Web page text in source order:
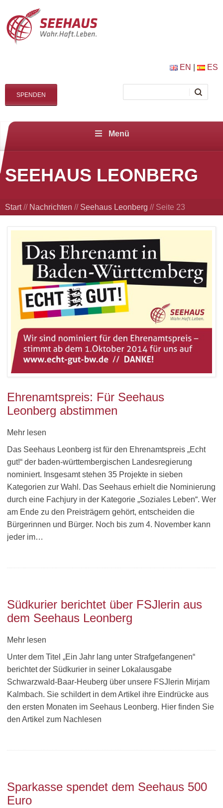
EN ES
SPENDEN
Menü
SEEHAUS LEONBERG
Start// Nachrichten // Seehaus Leonberg // Seite 23
Ehrenamtspreis: Für Seehaus
Leonberg abstimmen
Mehr lesen
Das Seehaus Leonberg ist für den Ehrenamtspreis „Echt
gut!“ der baden-württembergischen Landesregierung
nominiert. Insgesamt stehen 35 Projekte in sieben
Kategorien zur Wahl. Das Seehaus erhielt die Nominierung
durch eine Fachjury in der Kategorie „Soziales Leben“. Wer
am Ende zu den Preisträgern gehört, entscheiden die
Bürgerinnen und Bürger. Noch bis zum 4. November kann
jeder im…
Südkurier berichtet über FSJlerin aus
dem Seehaus Leonberg
Mehr lesen
Unter dem Titel „Ein Jahr lang unter Strafgefangenen“
berichtet der Südkurier in seiner Lokalausgabe
Schwarzwald-Baar-Heuberg über unsere FSJlerin Mirjam
Kalmbach. Sie schildert in dem Artikel ihre Eindrücke aus
den ersten Monaten im Seehaus Leonberg. Hier finden Sie
den Artikel zum Nachlesen
Sparkasse spendet dem Seehaus 500
Euro